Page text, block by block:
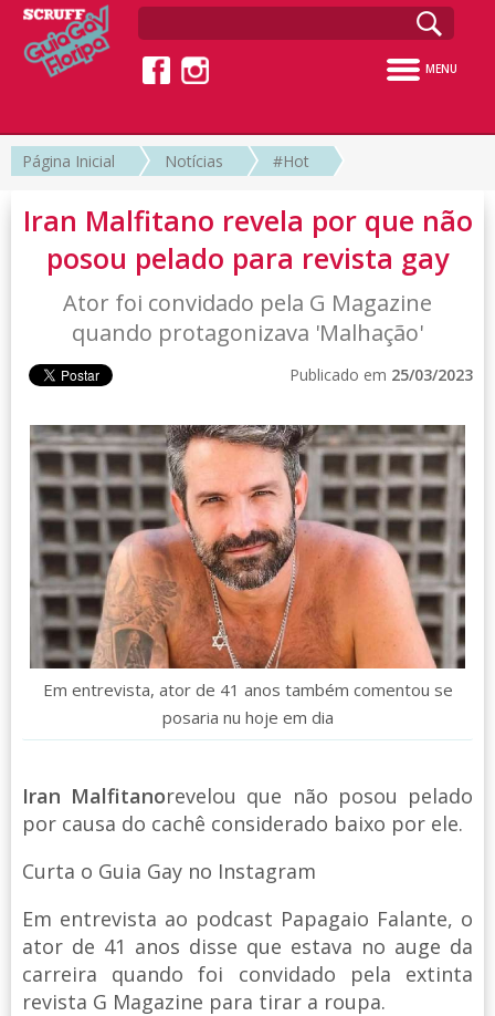
MENU
Página Inicial Notícias #Hot
Iran Malfitano revela por que não
posou pelado para revista gay
Ator foi convidado pela G Magazine
quando protagonizava 'Malhação'
Publicado em 25/03/2023
Em entrevista, ator de 41 anos também comentou se
posaria nu hoje em dia
Iran Malfitanorevelou que não posou pelado
por causa do cachê considerado baixo por ele.
Curta o Guia Gay no Instagram
Em entrevista ao podcast Papagaio Falante, o
ator de 41 anos disse que estava no auge da
carreira quando foi convidado pela extinta
revista G Magazine para tirar a roupa.